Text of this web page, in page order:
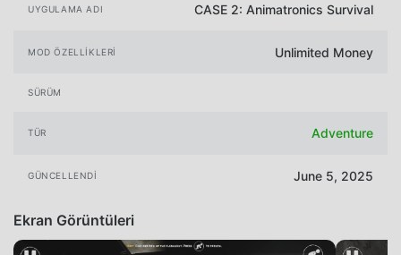
UYGULAMA ADI CASE 2: Animatronics Survival
MOD ÖZELLIKLERI Unlimited Money
SÜRÜM
TÜR Adventure
GÜNCELLENDI June 5, 2025
Ekran Görüntüleri